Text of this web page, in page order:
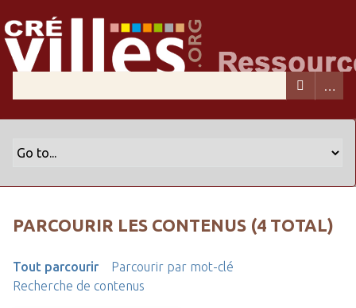
PARCOURIR LES CONTENUS (4 TOTAL)
Tout parcourir
Parcourir par mot-clé
Recherche de contenus